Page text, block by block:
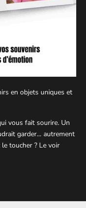
en objets uniques et
vous fait sourire. Un
garder… autrement
toucher ? Le voir